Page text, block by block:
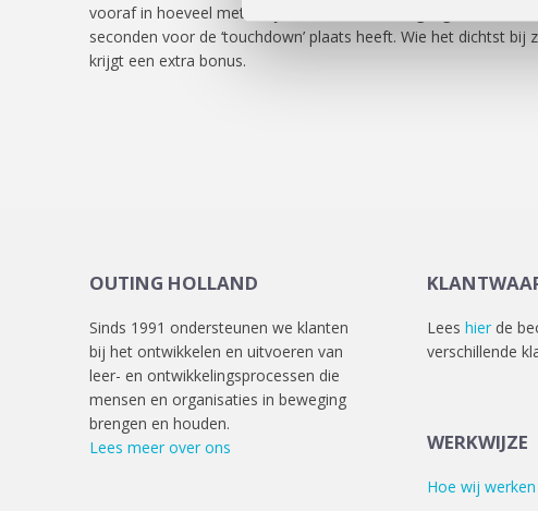
vooraf in hoeveel meter zij denken dat het vliegtuig in de lucht
seconden voor de ‘touchdown’ plaats heeft. Wie het dichtst bij
krijgt een extra bonus.
OUTING HOLLAND
Sinds 1991 ondersteunen we klanten
bij het ontwikkelen en uitvoeren van
leer- en ontwikkelingsprocessen die
mensen en organisaties in beweging
brengen en houden.
Lees meer over ons
Lees hierde
verschillende
WERKWIJZE
Hoe wij werken